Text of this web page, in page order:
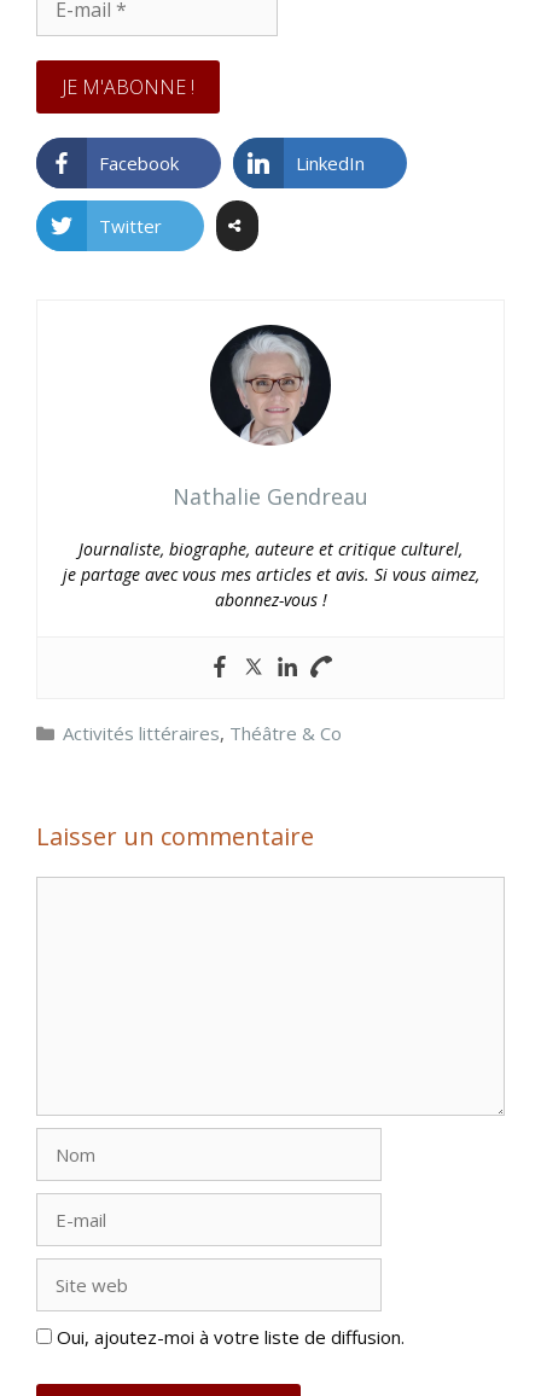
mail
Facebook LinkedIn
Twitter
Nathalie Gendreau
Journaliste, biographe, auteure et critique culturel,
je partage avec vous mes articles et avis. Si vous aimez,
abonnez-vous !
Catégories
Activités littéraires, Théâtre & Co
Laisser un commentaire
mail
web
Oui, ajoutez-moi à votre liste de diffusion.